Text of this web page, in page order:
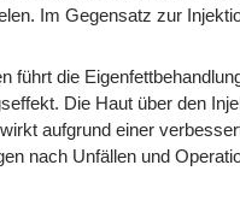
Im Gegensatz zur
die
Die Haut über den
aufgrund einer
nach Unfällen und